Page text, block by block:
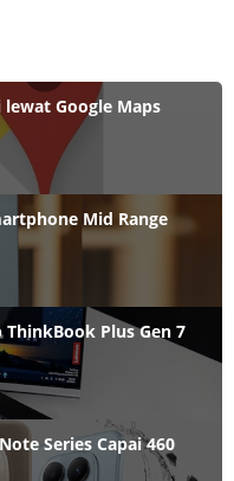
Google Maps
Mid Range
Plus Gen 7
Series Capai 460